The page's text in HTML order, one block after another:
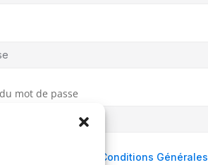
mot de passe
Conditions Générales